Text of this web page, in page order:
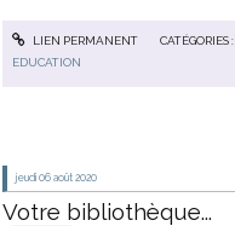
LIEN PERMANENT CATÉGORIES :
EDUCATION
jeudi 06 août 2020
Votre bibliothèque...